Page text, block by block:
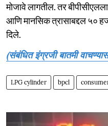
मोजावे लागतील. तर
आणि मानसिक त्रासाबद्दल ५०
दिले.
(संबंधित इंग्रजी बातमी
LPG cylinder bpcl